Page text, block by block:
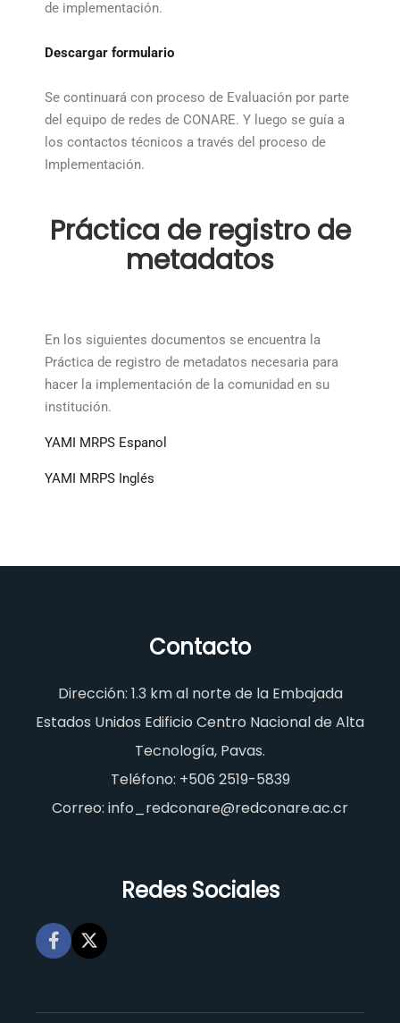
de implementación.
Descargar formulario
Se continuará con proceso de Evaluación por parte
del equipo de redes de CONARE. Y luego se guía a
los contactos técnicos a través del proceso de
Implementación.
Práctica de registro de
metadatos
En los siguientes documentos se encuentra la
Práctica de registro de metadatos necesaria para
hacer la implementación de la comunidad en su
institución.
YAMI MRPS Espanol
YAMI MRPS Inglés
Contacto
Dirección: 1.3 km al norte de la Embajada
Estados Unidos Edificio Centro Nacional de Alta
Tecnología, Pavas.
Teléfono: +506 2519-5839
Correo: info_redconare@redconare.ac.cr
Redes Sociales